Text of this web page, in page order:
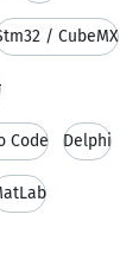
/ CubeMX
Code Delphi